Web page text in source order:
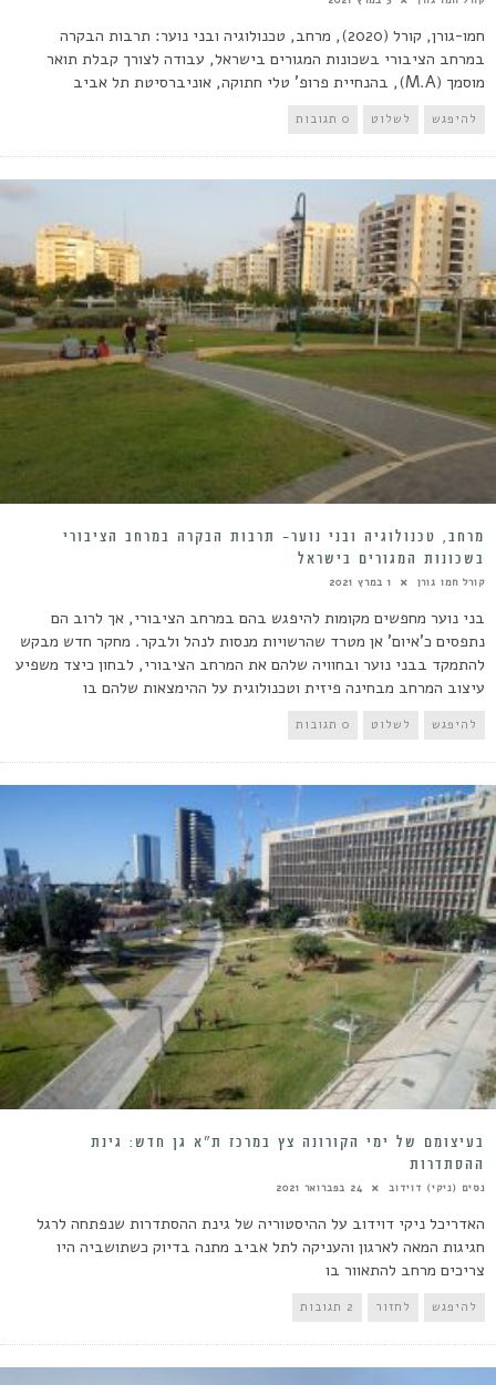
חמו-גורן, קורל (2020), מרחב, טכנולוגיה ובני נוער: תרבות הבקרה
במרחב הציבורי בשכונות המגורים בישראל, עבודה לצורך קבלת תואר
מוסמך (M.A), בהנחיית פרופ' טלי חתוקה, אוניברסיטת תל אביב
להיפגש לשלוט 0 תגובות
מרחב, טכנולוגיה ובני נוער- תרבות הבקרה במרחב הציבורי
בשכונות המגורים בישראל
קורל חמו גורן 1 במרץ 2021
בני נוער מחפשים מקומות להיפגש בהם במרחב הציבורי, אך לרוב הם
נתפסים כ'איום' אן מטרד שהרשויות מנסות לנהל ולבקר. מחקר חדש מבקש
להתמקד בבני נוער ובחוויה שלהם את המרחב הציבורי, לבחון כיצד משפיע
עיצוב המרחב מבחינה פיזית וטכנולוגית על ההימצאות שלהם בו
להיפגש לשלוט 0 תגובות
בעיצומם של ימי הקורונה צץ במרכז ת”א גן חדש: גינת
ההסתדרות
נסים (ניקי) דוידוב 24 בפברואר 2021
האדריכל ניקי דוידוב על ההיסטוריה של גינת ההסתדרות שנפתחה לרגל
חגיגות המאה לארגון והעניקה לתל אביב מתנה בדיוק כשתושביה היו
צריכים מרחב להתאוור בו
להיפגש לחזור 2 תגובות